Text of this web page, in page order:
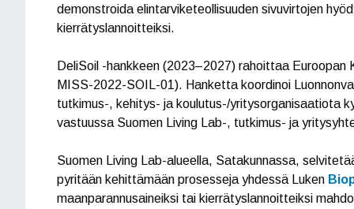
demonstroida elintarviketeollisuuden sivuvirtojen
kierrätyslannoitteiksi.
DeliSoil -hankkeen (2023–2027) rahoittaa
MISS-2022-SOIL-01). Hanketta koordinoi
tutkimus-, kehitys- ja koulutus-/yritysorganisaatiota
vastuussa Suomen Living Lab-, tutkimus- ja
Suomen Living Lab-alueella, Satakunnassa,
pyritään kehittämään prosesseja yhdessä Luken
maanparannusaineiksi tai kierrätyslannoitteiksi